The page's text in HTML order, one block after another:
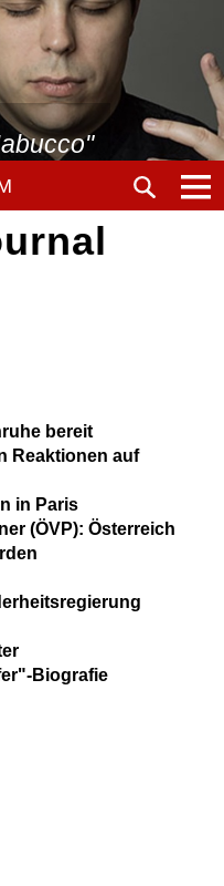
bereit
Reaktionen auf
in Paris
(ÖVP): Österreich
Biografie